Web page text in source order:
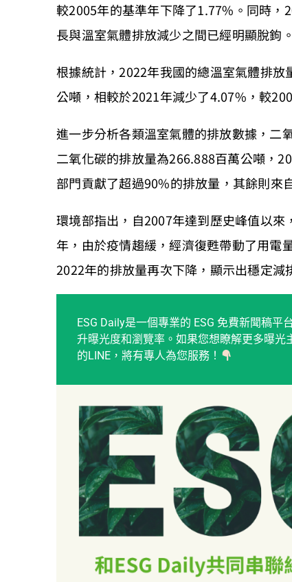
較2005年的基準年下降了1.77%。同時
長與溫室氣體排放減少之間已經明顯脫鉤。
根據統計，2022年我國的總溫室氣體排
公噸，相較於2021年減少了4.07%，較
進一步分析各類溫室氣體的排放數據，二
二氧化碳的排放量為266.888百萬公噸，
部門貢獻了超過90%的排放量，其餘則來
環境部指出，自2007年達到歷史峰值以
年，由於疫情趨緩，經濟復甦帶動了用電
2022年的排放量再次下降，顯示出穩定減
ESG Daily是一個專業的 ESG 免費新聞稿
升曝光度和瀏覽率。如果您想瞭解更多曝
的LINE，將有專人為您服務！